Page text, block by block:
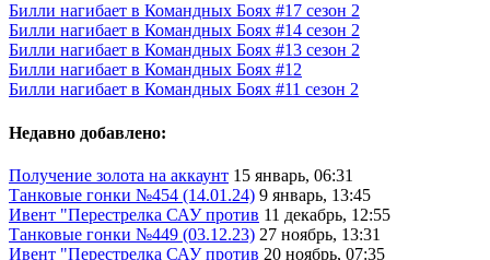
Билли нагибает в Командных Боях #17 сезон 2
Билли нагибает в Командных Боях #14 сезон 2
Билли нагибает в Командных Боях #13 сезон 2
Билли нагибает в Командных Боях #12
Билли нагибает в Командных Боях #11 сезон 2
Недавно добавлено:
Получение золота на аккаунт 15 январь, 06:31
Танковые гонки №454 (14.01.24) 9 январь, 13:45
Ивент "Перестрелка САУ против 11 декабрь, 12:55
Танковые гонки №449 (03.12.23) 27 ноябрь, 13:31
Ивент "Перестрелка САУ против 20 ноябрь, 07:35